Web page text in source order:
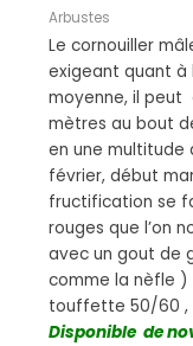
Arbustes
Le cornouiller
exigeant quant à
moyenne, il peut
mètres au bout
en une multitude
février, début
fructification se
rouges que l’on
avec un gout de
comme la nèfle )
touffette 50/60 ,
Disponible de